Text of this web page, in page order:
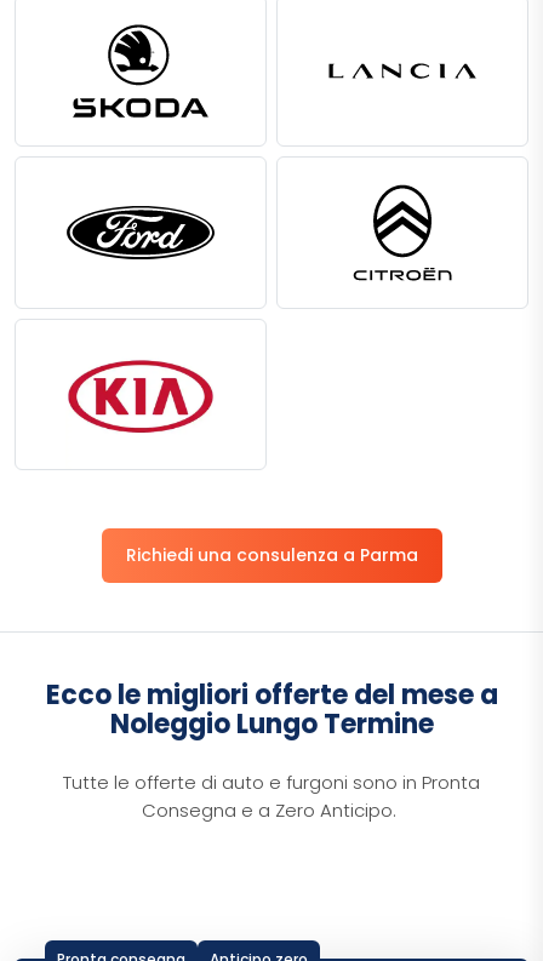
Richiedi una consulenza a Parma
Ecco le migliori offerte del mese a
Noleggio Lungo Termine
​Tutte le offerte di auto e furgoni sono in Pronta
Consegna e a Zero Anticipo.